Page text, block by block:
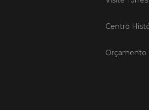
Centro
Orçamento